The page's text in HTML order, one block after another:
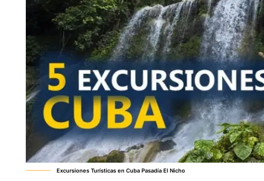
Excursiones Turísticas en Cuba Pasadía El Nicho